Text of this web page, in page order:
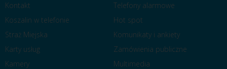
Kontakt
Telefony alarmowe
Koszalin w telefonie
Hot spot
Straż Miejska
Komunikaty i ankiety
Karty usług
Zamówienia publiczne
Kamery
Multimedia